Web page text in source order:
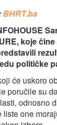
BHRT.ba
koje
političke
će uskoro
poručile su
odnosno
liste one